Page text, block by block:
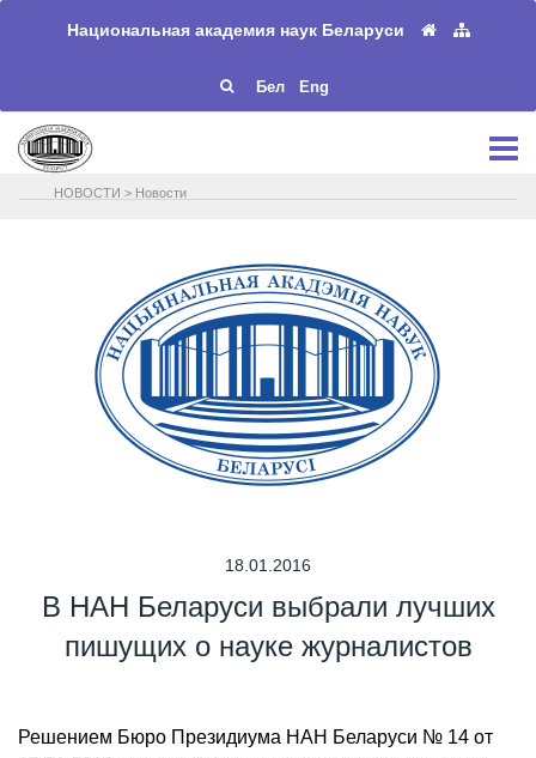
Национальная академия наук Беларуси
Бел Eng
НОВОСТИ > Новости
18.01.2016
В НАН Беларуси выбрали лучших
пишущих о науке журналистов
Решением Бюро Президиума НАН Беларуси № 14 от